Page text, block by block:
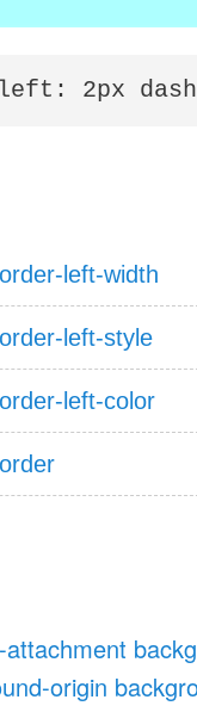
2px
left-width
left-style
left-color
origin